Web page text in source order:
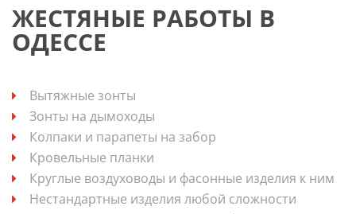
ЖЕСТЯНЫЕ РАБОТЫ В
ОДЕССЕ
Вытяжные зонты
Зонты на дымоходы
Колпаки и парапеты на забор
Кровельные планки
Круглые воздуховоды и фасонные изделия к ним
Нестандартные изделия любой сложности